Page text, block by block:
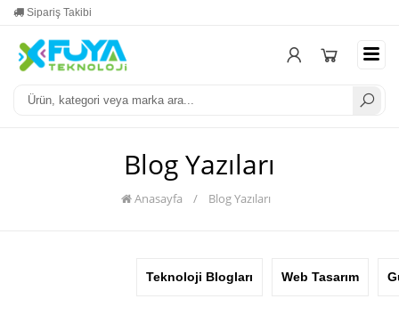
Yardım
Blog Yazıları
Anasayfa / Blog Yazıları
Teknoloji Blogları Web Tasarım